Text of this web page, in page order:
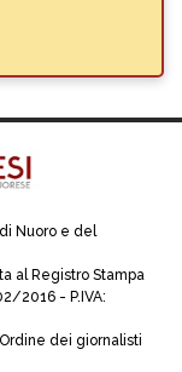
Nuoro e del
al Registro Stampa
2016 - P.IVA:
dei giornalisti